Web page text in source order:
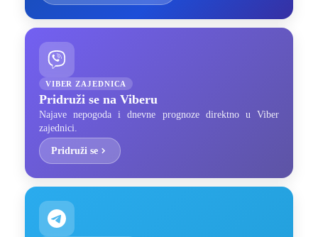
VIBER ZAJEDNICA
Pridruži se na Viberu
Najave nepogoda i dnevne prognoze direktno u Viber
zajednici.
Pridruži se